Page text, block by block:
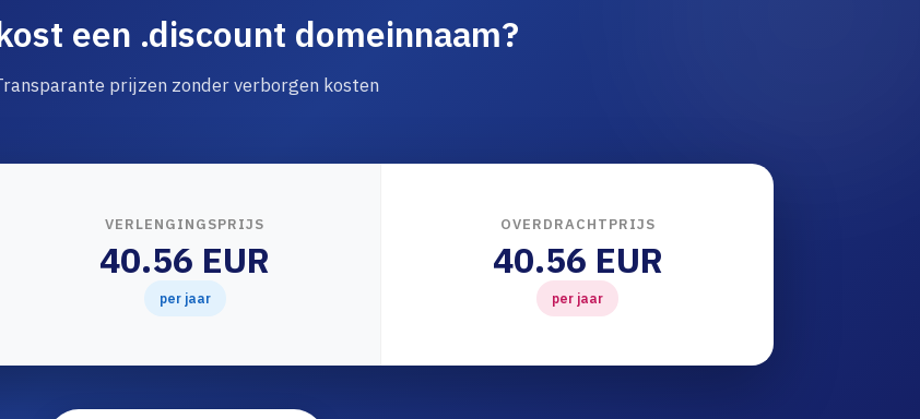
een .discount domeinnaam?
prijzen zonder verborgen kosten
VERLENGINGSPRIJS
40.56 EUR
per jaar
OVERDRACHTPRIJS
40.56 EUR
per jaar